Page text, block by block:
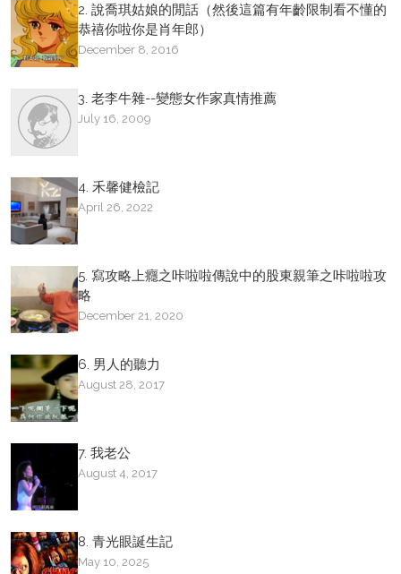
2. 說喬琪姑娘的閒話（然後這篇有年齡限制看不懂的
恭禧你啦你是肖年郎）
December 8, 2016
3. 老李牛雜--變態女作家真情推薦
July 16, 2009
4. 禾馨健檢記
April 26, 2022
5. 寫攻略上癮之咔啦啦傳說中的股東親筆之咔啦啦攻
略
December 21, 2020
6. 男人的聽力
August 28, 2017
7. 我老公
August 4, 2017
8. 青光眼誕生記
May 10, 2025